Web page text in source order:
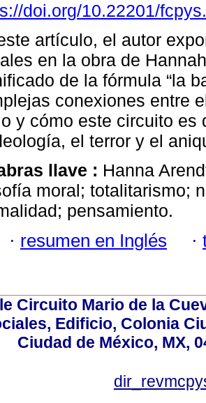
doi.org/10.22201/
artículo, el autor
en la obra de
de la fórmula “la
conexiones entre
y cómo este circuito es
el terror y el
llave : Hanna
moral; totalitarismo;
pensamiento.
· resumen en Inglés ·
Circuito Mario de la
Edificio, Colonia
Ciudad de México, MX,